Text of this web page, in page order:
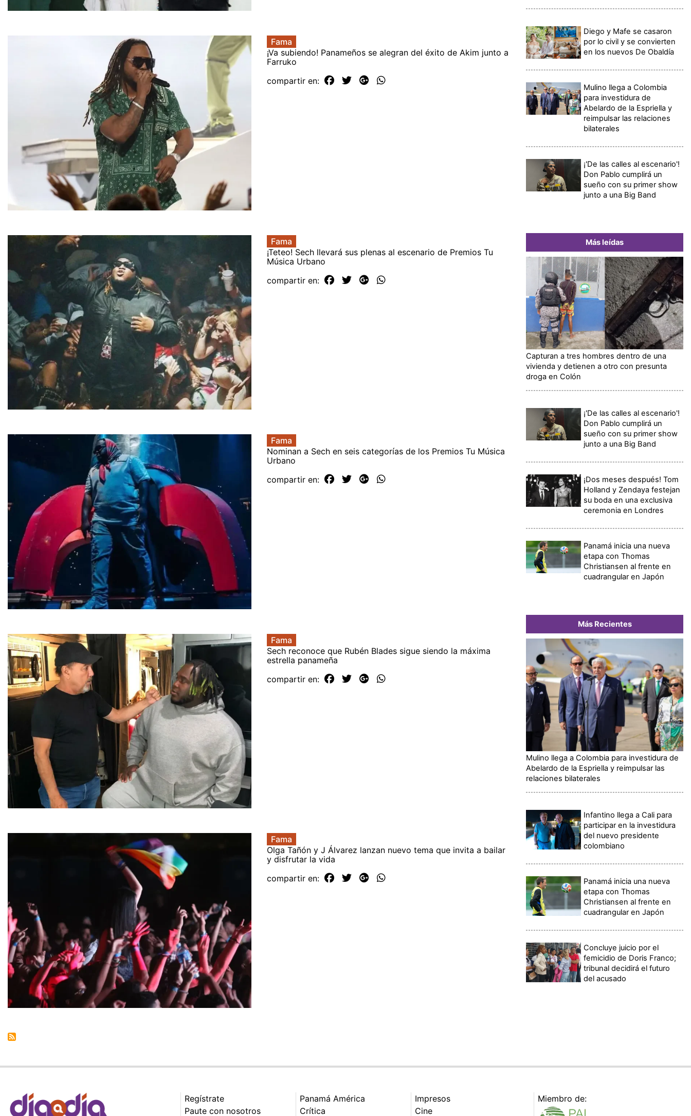
Fama
¡Va subiendo! Panameños se alegran del éxito de Akim junto a
Farruko
compartir en:
Fama
¡Teteo! Sech llevará sus plenas al escenario de Premios Tu
Música Urbano
compartir en:
Fama
Nominan a Sech en seis categorías de los Premios Tu Música
Urbano
compartir en:
Fama
Sech reconoce que Rubén Blades sigue siendo la máxima
estrella panameña
compartir en:
Fama
Olga Tañón y J Álvarez lanzan nuevo tema que invita a bailar
y disfrutar la vida
compartir en:
Diego y Mafe se casaron
por lo civil y se convierten
en los nuevos De Obaldía
Mulino llega a Colombia
para investidura de
Abelardo de la Espriella y
reimpulsar las relaciones
bilaterales
¡'De las calles al escenario'!
Don Pablo cumplirá un
sueño con su primer show
junto a una Big Band
Más leídas
Capturan a tres hombres dentro de una
vivienda y detienen a otro con presunta
droga en Colón
¡'De las calles al escenario'!
Don Pablo cumplirá un
sueño con su primer show
junto a una Big Band
¡Dos meses después! Tom
Holland y Zendaya festejan
su boda en una exclusiva
ceremonia en Londres
Panamá inicia una nueva
etapa con Thomas
Christiansen al frente en
cuadrangular en Japón
Más Recientes
Mulino llega a Colombia para investidura de
Abelardo de la Espriella y reimpulsar las
relaciones bilaterales
Infantino llega a Cali para
participar en la investidura
del nuevo presidente
colombiano
Panamá inicia una nueva
etapa con Thomas
Christiansen al frente en
cuadrangular en Japón
Concluye juicio por el
femicidio de Doris Franco;
tribunal decidirá el futuro
del acusado
Regístrate
Paute con nosotros
Panamá América
Crítica
Impresos
Cine
Miembro de: